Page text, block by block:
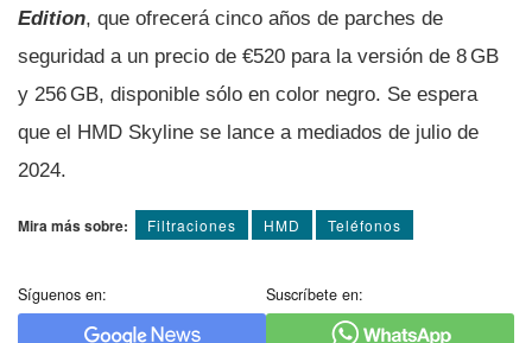
Edition, que ofrecerá cinco años de parches de
seguridad a un precio de €520 para la versión de 8 GB
y 256 GB, disponible sólo en color negro. Se espera
que el HMD Skyline se lance a mediados de julio de
2024.
Mira más sobre: Filtraciones HMD Teléfonos
Síguenos en: Suscríbete en: